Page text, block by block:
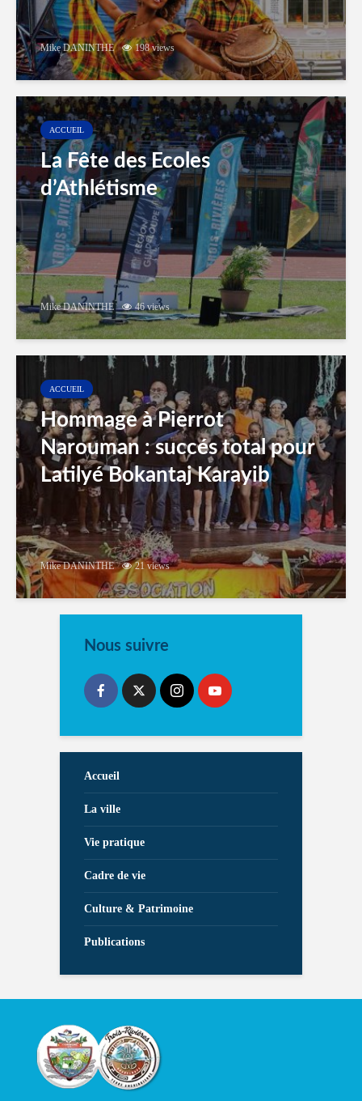
Mike DANINTHE 198 views
ACCUEIL
La Fête des Ecoles
d’Athlétisme
Mike DANINTHE 46 views
ACCUEIL
Hommage à Pierrot
Narouman : succés total pour
Latilyé Bokantaj Karayib
Mike DANINTHE 21 views
Nous suivre
Accueil
La ville
Vie pratique
Cadre de vie
Culture & Patrimoine
Publications